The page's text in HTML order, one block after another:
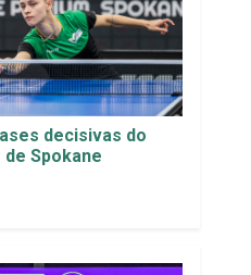
decisivas do
de Spokane